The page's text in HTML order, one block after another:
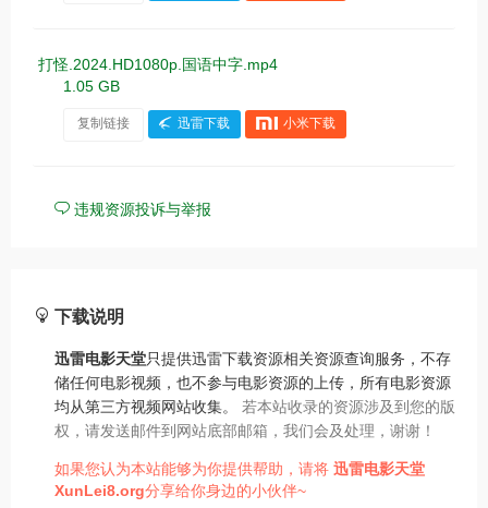
打怪.2024.HD1080p.国语中字.mp4
1.05 GB
复制链接 迅雷下载 小米下载
违规资源投诉与举报
下载说明
迅雷电影天堂只提供迅雷下载资源相关资源查询服务，不存
储任何电影视频，也不参与电影资源的上传，所有电影资源
均从第三方视频网站收集。 若本站收录的资源涉及到您的版
权，请发送邮件到网站底部邮箱，我们会及处理，谢谢！
如果您认为本站能够为你提供帮助，请将 迅雷电影天堂
XunLei8.org分享给你身边的小伙伴~